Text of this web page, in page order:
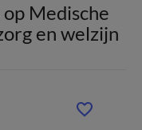
Medische
en welzijn